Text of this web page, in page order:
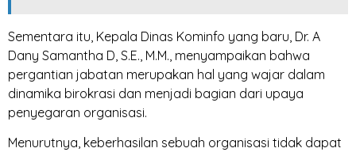
Sementara itu, Kepala Dinas Kominfo yang baru, Dr. A
Dany Samantha D, S.E., M.M., menyampaikan bahwa
pergantian jabatan merupakan hal yang wajar dalam
dinamika birokrasi dan menjadi bagian dari upaya
penyegaran organisasi.
Menurutnya, keberhasilan sebuah organisasi tidak dapat